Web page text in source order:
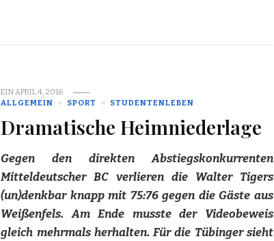
EINAPRIL 4, 2016
ALLGEMEIN
SPORT STUDENTENLEBEN
Dramatische Heimniederlage
Gegen den direkten Abstiegskonkurrenten
Mitteldeutscher BC verlieren die Walter Tigers
(un)denkbar knapp mit 75:76 gegen die Gäste aus
Weißenfels. Am Ende musste der Videobeweis
gleich mehrmals herhalten. Für die Tübinger sieht